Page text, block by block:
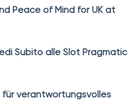
Peace of Mind for UK at
Subito alle Slot Pragmatic
verantwortungsvolles